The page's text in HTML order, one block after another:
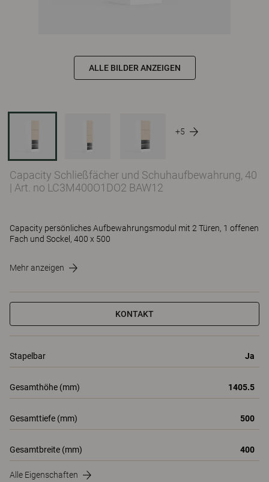
ALLE BILDER ANZEIGEN
+5
Capacity Schließfächer und Schuhaufbewahrung, 40
| Art. no LC3M400O1DO2 BAW12
Capacity persönliches Aufbewahrungsmodul mit 2 Türen, 1 offenen
Fach und Sockel, 400 x 500
Mehr anzeigen
KONTAKT
Stapelbar Ja
Gesamthöhe (mm) 1405.5
Gesamttiefe (mm) 500
Gesamtbreite (mm) 400
Alle Eigenschaften